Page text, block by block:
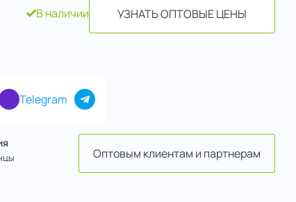
В наличии УЗНАТЬ ОПТОВЫЕ ЦЕНЫ
Telegram
Оптовым клиентам и партнерам